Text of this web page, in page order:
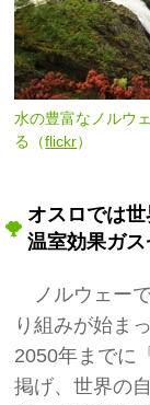
水の豊富なノルウ
る（flickr）
オスロでは
温室効果ガ
ノルウェー
り組みが始ま
2050年までに
掲げ、世界の